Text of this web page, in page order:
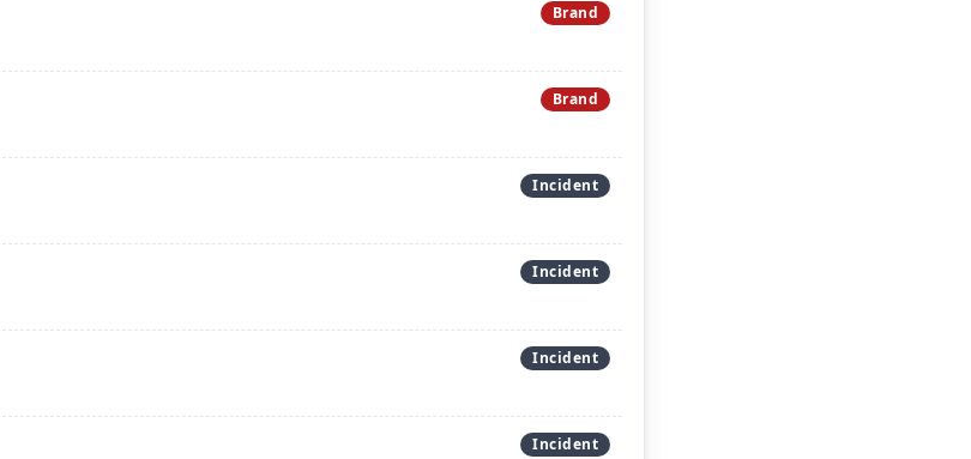
Brand
Brand
Incident
Incident
Incident
Incident